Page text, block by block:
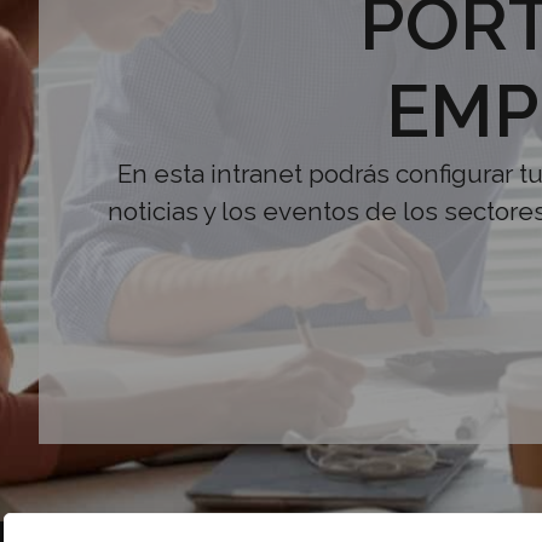
En esta intranet podrás configurar
noticias y los eventos de los